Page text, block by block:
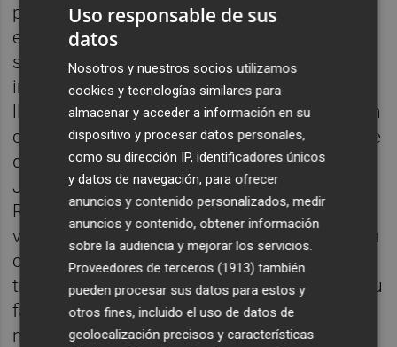
políticos en la nueva campaña que se abre
en España. A todos. Porque hoy en día todo
se graba y todo se queda colgado en
internet. No hace falta ir a las hemerotecas,
llevamos la mentira en el bolsillo, a tiro de un
click… Los dos jueces de primera instancia le
dieron la razón, pero en ese ínterin, Boris
Johnson fue elegido Primer Ministro.
Recuerdo la preocupación de Ball cuando
vino a la Universitat de Valencia para dar una
conferencia. Y se materializó, porque el
tribunal vio la vista en la High Court falló a su
favor. “Decir mentiras en campaña electoral
no es tan grave”, más o menos vinieron a
Uso responsable de sus
datos
Nosotros y nuestros socios utilizamos
cookies y tecnologías similares para
almacenar y acceder a información en su
dispositivo y procesar datos personales,
como su dirección IP, identificadores únicos
y datos de navegación, para ofrecer
anuncios y contenido personalizados, medir
anuncios y contenido, obtener información
sobre la audiencia y mejorar los servicios.
Proveedores de terceros (1913) también
pueden procesar sus datos para estos y
otros fines, incluido el uso de datos de
geolocalización precisos y características